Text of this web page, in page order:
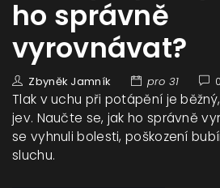
ho správně
vyrovnávat?
Zbyněk Jamník pro 31
Tlak v uchu při potápění je
jev. Naučte se, jak ho správně
se vyhnuli bolesti, poškození
sluchu.